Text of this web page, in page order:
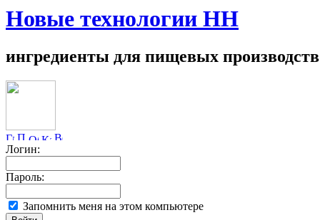
Новые технологии НН
ингредиенты для пищевых производств
Логин:
Пароль:
Запомнить меня на этом компьютере